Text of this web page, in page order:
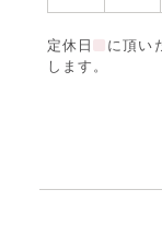
定休日
に頂い
します。